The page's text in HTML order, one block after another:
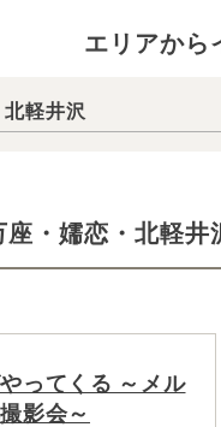
エリアから
軽井沢
座・嬬恋・北軽井
ってくる ～メル
影会～